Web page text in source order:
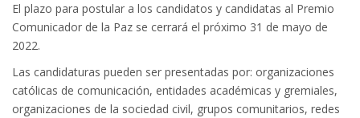
El plazo para postular a los candidatos y candidatas al Premio
Comunicador de la Paz se cerrará el próximo 31 de mayo de
2022.
Las candidaturas pueden ser presentadas por: organizaciones
católicas de comunicación, entidades académicas y gremiales,
organizaciones de la sociedad civil, grupos comunitarios, redes